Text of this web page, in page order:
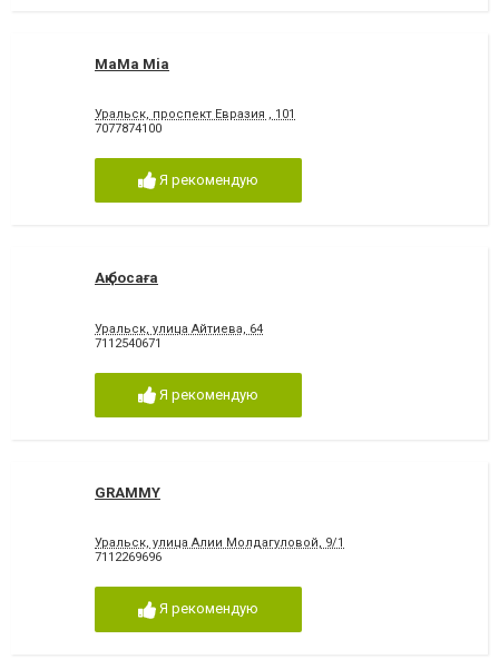
MаMа Mia
Уральск, проспект Евразия , 101
7077874100
Я рекомендую
Ақ босаға
Уральск, улица Айтиева, 64
7112540671
Я рекомендую
GRAMMY
Уральск, улица Алии Молдагуловой, 9/1
7112269696
Я рекомендую